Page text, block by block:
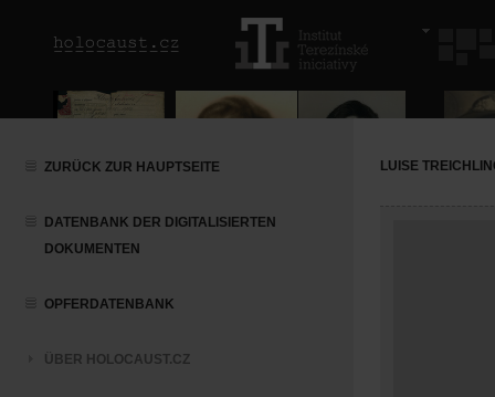
ZURÜCK ZUR HAUPTSEITE
DATENBANK DER DIGITALISIERTEN
DOKUMENTEN
OPFERDATENBANK
ÜBER HOLOCAUST.CZ
LUISE